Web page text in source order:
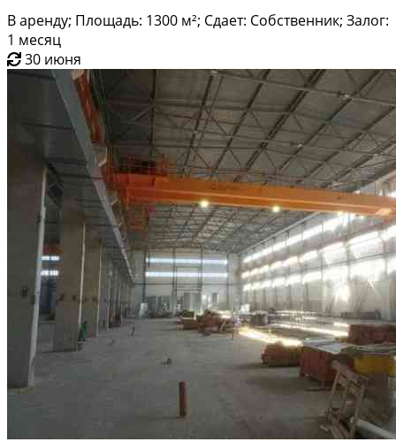
В аренду; Площадь: 1300 м²; Сдает: Собственник; Залог:
1 месяц
30 июня